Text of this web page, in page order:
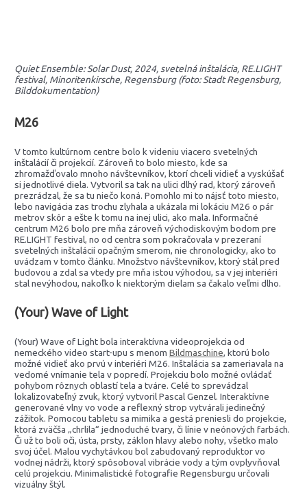
Quiet Ensemble: Solar Dust, 2024, svetelná inštalácia, RE.LIGHT
festival, Minoritenkirsche, Regensburg (foto: Stadt Regensburg,
Bilddokumentation)
M26
V tomto kultúrnom centre bolo k videniu viacero svetelných
inštalácií či projekcií. Zároveň to bolo miesto, kde sa
zhromažďovalo mnoho návštevníkov, ktorí chceli vidieť a vyskúšať
si jednotlivé diela. Vytvoril sa tak na ulici dlhý rad, ktorý zároveň
prezrádzal, že sa tu niečo koná. Pomohlo mi to nájsť toto miesto,
lebo navigácia zas trochu zlyhala a ukázala mi lokáciu M26 o pár
metrov skôr a ešte k tomu na inej ulici, ako mala. Informačné
centrum M26 bolo pre mňa zároveň východiskovým bodom pre
RE.LIGHT festival, no od centra som pokračovala v prezeraní
svetelných inštalácií opačným smerom, nie chronologicky, ako to
uvádzam v tomto článku. Množstvo návštevníkov, ktorý stál pred
budovou a zdal sa vtedy pre mňa istou výhodou, sa v jej interiéri
stal nevýhodou, nakoľko k niektorým dielam sa čakalo veľmi dlho.
(Your) Wave of Light
(Your) Wave of Light bola interaktívna videoprojekcia od
nemeckého video start-upu s menomBildmaschine, ktorú bolo
možné vidieť ako prvú v interiéri M26. Inštalácia sa zameriavala na
vedomé vnímanie tela v popredí. Projekciu bolo možné ovládať
pohybom rôznych oblastí tela a tváre. Celé to sprevádzal
lokalizovateľný zvuk, ktorý vytvoril Pascal Genzel. Interaktívne
generované vlny vo vode a reflexný strop vytvárali jedinečný
zážitok. Pomocou tabletu sa mimika a gestá preniesli do projekcie,
ktorá zväčša „chrlila“ jednoduché tvary, či línie v neónových farbách.
Či už to boli oči, ústa, prsty, záklon hlavy alebo nohy, všetko malo
svoj účel. Malou vychytávkou bol zabudovaný reproduktor vo
vodnej nádrži, ktorý spôsoboval vibrácie vody a tým ovplyvňoval
celú projekciu. Minimalistické fotografie Regensburgu určovali
vizuálny štýl.